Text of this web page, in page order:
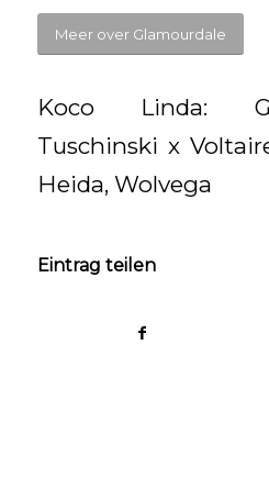
Meer over Glamourdale
Koco Linda:
Tuschinski x
Heida, Wolvega
Eintrag teilen